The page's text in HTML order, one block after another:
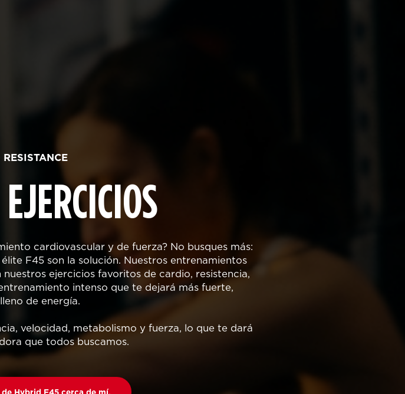
EJERCICIOS
cardiovascular y de fuerza? No busques más:
F45 son la solución. Nuestros entrenamientos
ejercicios favoritos de cardio, resistencia,
intenso que te dejará más fuerte,
de energía.
velocidad, metabolismo y fuerza, lo que te dará
que todos buscamos.